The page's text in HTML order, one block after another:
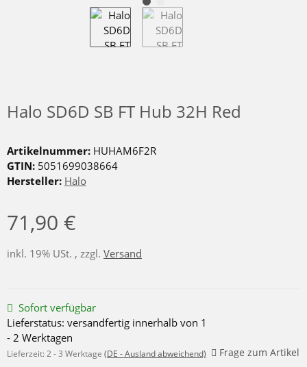
Halo SD6D SB FT Hub 32H Red
Artikelnummer: HUHAM6F2R
GTIN: 5051699038664
Hersteller: Halo
71,90 €
inkl. 19% USt. , zzgl. Versand
Sofort verfügbar
Lieferstatus: versandfertig innerhalb von 1
- 2 Werktagen
Lieferzeit: 2 - 3 Werktage (DE - Ausland abweichend) Frage zum Artikel